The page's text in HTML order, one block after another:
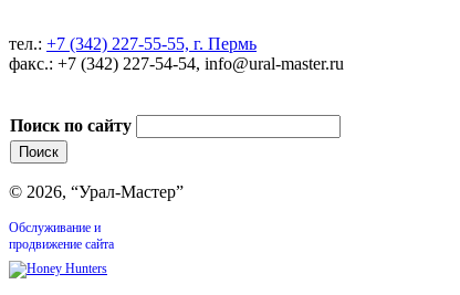
тел.: +7 (342) 227-55-55, г. Пермь
факс.: +7 (342) 227-54-54, info@ural-master.ru
Поиск по сайту
© 2026, “Урал-Мастер”
Обслуживание и
продвижение сайта